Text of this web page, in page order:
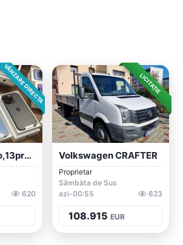
VÂNZARE DIRECTA
IPhone 15,15Pro,13promax,14promax Stock...
620
LICITAȚIE
Volkswagen CRAFTER
Proprietar
Sâmbăta de Sus
azi-00:55
623
108.915 EUR